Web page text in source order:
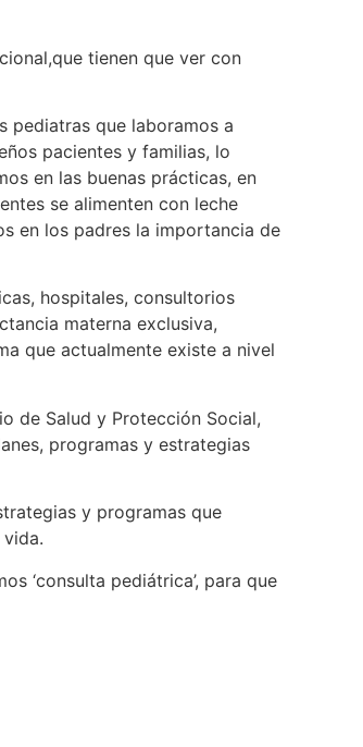
tienen que ver con
pediatras que laboramos a
pacientes y familias, lo
en las buenas prácticas, en
se alimenten con leche
en los padres la importancia de
hospitales, consultorios
materna exclusiva,
que actualmente existe a nivel
de Salud y Protección Social,
programas y estrategias
y programas que
‘consulta pediátrica’, para que